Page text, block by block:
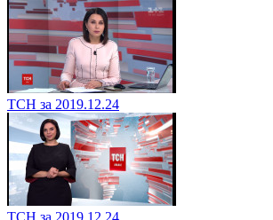
ТСН за 2019.12.24
ТСН за 2019.12.24